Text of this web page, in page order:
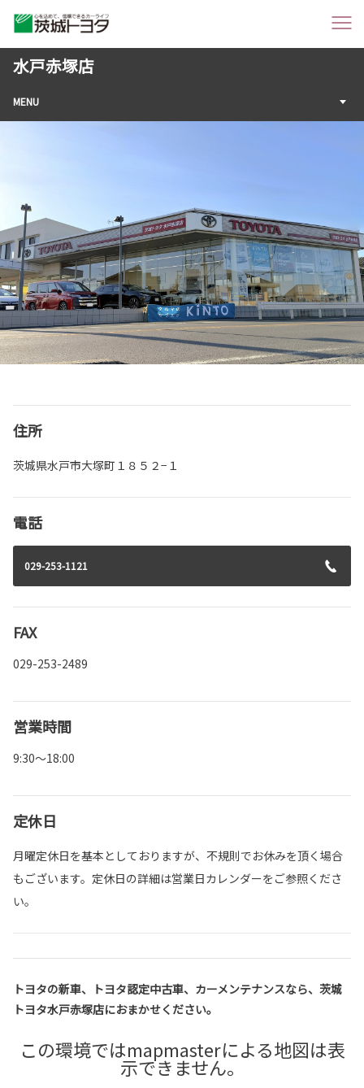
水戸赤塚店
MENU
住所
茨城県水戸市大塚町１８５２−１
電話
029-253-1121
FAX
029-253-2489
営業時間
9:30～18:00
定休日
月曜定休日を基本としておりますが、不規則でお休みを頂く場合
もございます。定休日の詳細は営業日カレンダーをご参照くださ
い。
トヨタの新車、トヨタ認定中古車、カーメンテナンスなら、茨城
トヨタ水戸赤塚店におまかせください。
この環境ではmapmasterによる地図は表
示できません。